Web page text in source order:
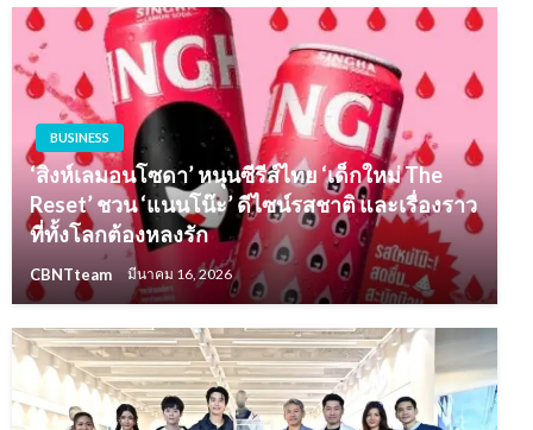
BUSINESS
‘สิงห์เลมอนโซดา’ หนุนซีรีส์ไทย ‘เด็กใหม่ The
Reset’ ชวน ‘แนนโน๊ะ’ ดีไซน์รสชาติ และเรื่องราว
ที่ทั้งโลกต้องหลงรัก
CBNTteam มีนาคม 16, 2026